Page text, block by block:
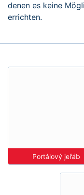
denen es keine
errichten.
Portálový jeřáb